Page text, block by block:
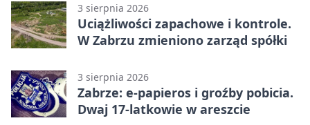
3 sierpnia 2026
Uciążliwości zapachowe i kontrole.
W Zabrzu zmieniono zarząd spółki
3 sierpnia 2026
Zabrze: e-papieros i groźby pobicia.
Dwaj 17-latkowie w areszcie